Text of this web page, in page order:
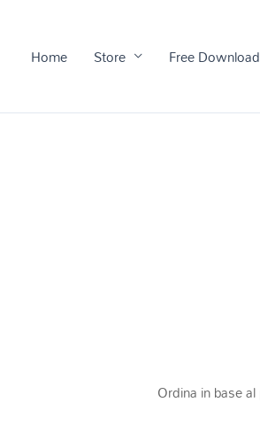
Home Store Free Download